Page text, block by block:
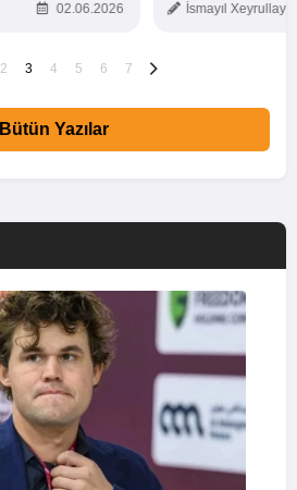
02.06.2026 İsmayıl
2 3 4 5 6 7
Bütün Yazılar